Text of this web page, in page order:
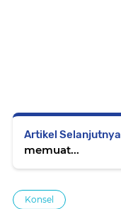
Artikel Selanjutnya
memuat...
Konsel